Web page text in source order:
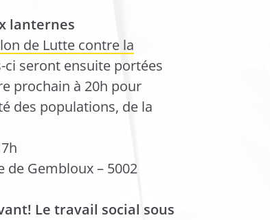
lanternes
de Lutte contre la
ci seront ensuite portées
prochain à 20h pour
des populations, de la
de Gembloux – 5002
Le travail social sous